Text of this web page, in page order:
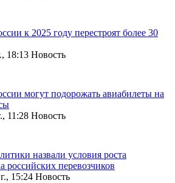
к 2025 году перестроят более 30
18:13 Новость
могут подорожать авиабилеты на
11:28 Новость
назвали условия роста
российских перевозчиков
15:24 Новость